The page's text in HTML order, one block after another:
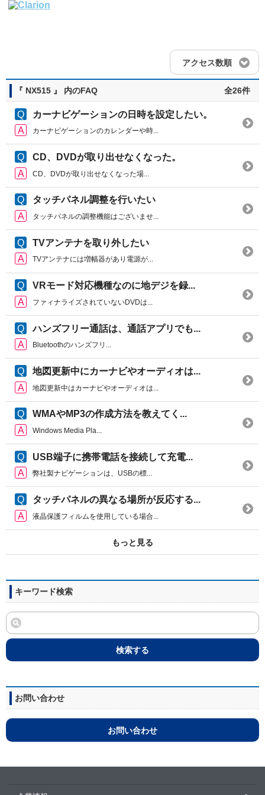
アクセス数順
『 NX515 』 内のFAQ 全26件
カーナビゲーションの日時を設定したい。
カーナビゲーションのカレンダーや時...
CD、DVDが取り出せなくなった。
CD、DVDが取り出せなくなった場...
タッチパネル調整を行いたい
タッチパネルの調整機能はございませ...
TVアンテナを取り外したい
TVアンテナには増幅器があり電源が...
VRモード対応機種なのに地デジを録...
ファィナライズされていないDVDは...
ハンズフリー通話は、通話アプリでも...
Bluetoothのハンズフリ...
地図更新中にカーナビやオーディオは...
地図更新中はカーナビやオーディオは...
WMAやMP3の作成方法を教えてく...
Windows Media Pla...
USB端子に携帯電話を接続して充電...
弊社製ナビゲーションは、USBの標...
タッチパネルの異なる場所が反応する...
液晶保護フィルムを使用している場合...
もっと見る
キーワード検索
検索する
お問い合わせ
お問い合わせ